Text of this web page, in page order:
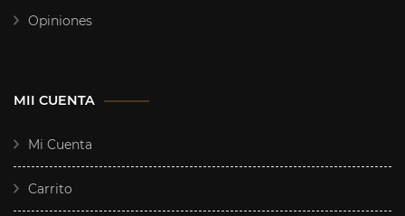
Opiniones
MII CUENTA
Mi Cuenta
Carrito